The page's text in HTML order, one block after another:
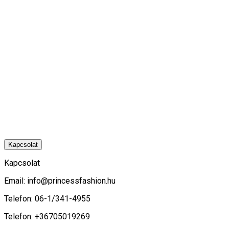
Kapcsolat
Kapcsolat
Email: info@princessfashion.hu
Telefon: 06-1/341-4955
Telefon: +36705019269